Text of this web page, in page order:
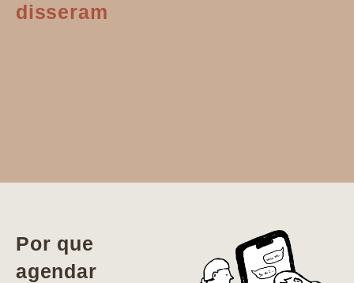
disseram
vida. Ela me
encontrou num
estado misto de
Por que
agendar